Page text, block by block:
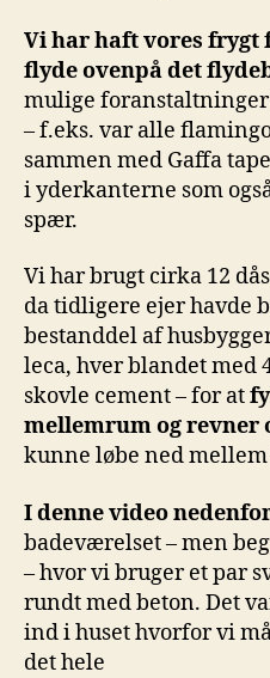
Vi har haft vores
flyde ovenpå det
mulige
– f.eks. var alle
sammen med Gaffa
i yderkanterne som
spær.
Vi har brugt cirka 12
da tidligere ejer havde
bestanddel af
leca, hver blandet med
skovle cement – for at
mellemrum og revner
kunne løbe ned
I denne video
badeværelset – men
– hvor vi bruger et par
rundt med beton. Det
ind i huset hvorfor vi
det hele